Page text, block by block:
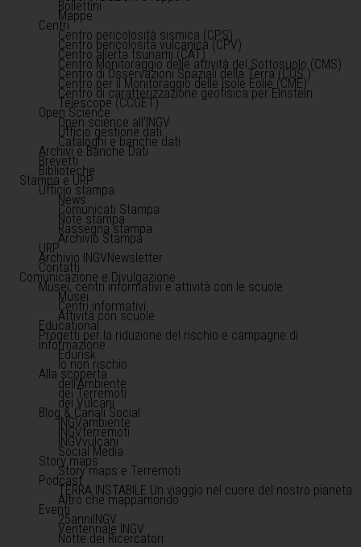
Bollettini
Mappe
Centri
Centro pericolosità sismica (CPS)
Centro pericolosità vulcanica (CPV)
Centro allerta tsunami (CAT)
Centro Monitoraggio delle attività del Sottosuolo (CMS)
Centro di Osservazioni Spaziali della Terra (COS )
Centro per il Monitoraggio delle Isole Eolie (CME)
Centro di caratterizzazione geofisica per Einstein
Telescope (CCGET)
Open Science
Open science all'INGV
Ufficio gestione dati
Cataloghi e banche dati
Archivi e Banche Dati
Brevetti
Biblioteche
Stampa e URP
Ufficio stampa
News
Comunicati Stampa
Note stampa
Rassegna stampa
Archivio Stampa
URP
Archivio INGVNewsletter
Contatti
Comunicazione e Divulgazione
Musei, centri informativi e attività con le scuole
Musei
Centri informativi
Attività con scuole
Educational
Progetti per la riduzione del rischio e campagne di
informazione
Edurisk
Io non rischio
Alla scoperta
dell'Ambiente
dei Terremoti
dei Vulcani
Blog & Canali Social
INGVambiente
INGVterremoti
INGVvulcani
Social Media
Story maps
Story maps e Terremoti
Podcast
TERRA INSTABILE Un viaggio nel cuore del nostro pianeta
Altro che mappamondo
Eventi
25anniINGV
Ventennale INGV
Notte dei Ricercatori